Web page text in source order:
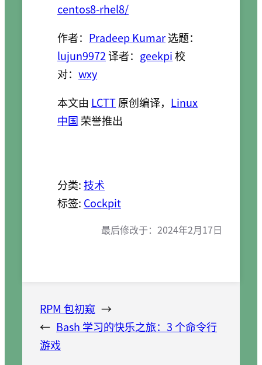
centos8-rhel8/
作者： Pradeep Kumar选题：
lujun9972译者： geekpi校
对： wxy
本文由 LCTT原创编译， Linux
中国 荣誉推出
分类:技术
标签: Cockpit
最后修改于： 2024年2月17日
RPM 包初窥 →
← Bash 学习的快乐之旅：3 个命令行
游戏